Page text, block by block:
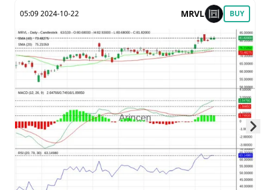
BUY
MRVL
2024-10-22 05:09
Skip to next slide page